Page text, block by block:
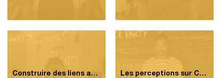
Construire des liens avec les jeunes. Les perceptions sur Côte-des-Neiges perdurent même si le quartier change.